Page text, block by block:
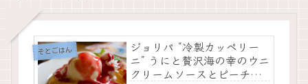
そとごはん
ジョリパ “冷製カッペリー
ニ” うにと贅沢海の幸のウニ
クリームソースとピーチパ